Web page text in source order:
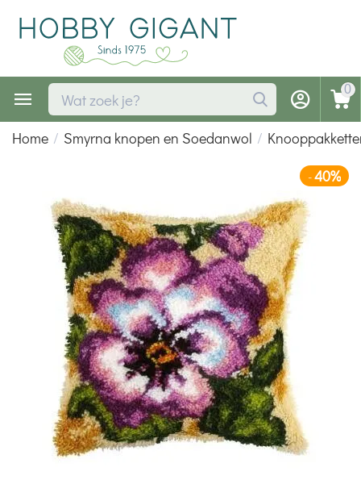
0
Home / Smyrna knopen en Soedanwol /
-40%